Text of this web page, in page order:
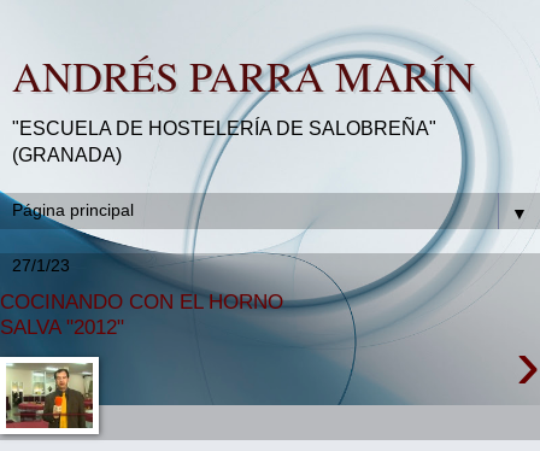
ANDRÉS PARRA MARÍN
"ESCUELA DE HOSTELERÍA DE SALOBREÑA"
(GRANADA)
▼
27/1/23
COCINANDO CON EL HORNO
SALVA "2012"
›